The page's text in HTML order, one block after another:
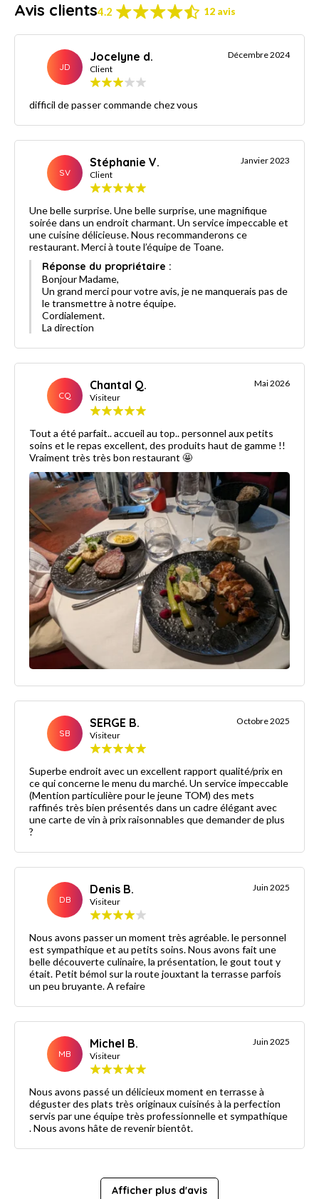
Avis clients4.2 12 avis
JD
Jocelyne d.
Client
Décembre 2024
difficil de passer commande chez vous
SV
Stéphanie V.
Client
Janvier 2023
Une belle surprise. Une belle surprise, une magnifique
soirée dans un endroit charmant. Un service impeccable et
une cuisine délicieuse. Nous recommanderons ce
restaurant. Merci à toute l’équipe de Toane.
Réponse du propriétaire :
Bonjour Madame,
Un grand merci pour votre avis, je ne manquerais pas de
le transmettre à notre équipe.
Cordialement.
La direction
CQ
Chantal Q.
Visiteur
Mai 2026
Tout a été parfait.. accueil au top.. personnel aux petits
soins et le repas excellent, des produits haut de gamme !!
Vraiment très très bon restaurant 🤩
SB
SERGE B.
Visiteur
Octobre 2025
Superbe endroit avec un excellent rapport qualité/prix en
ce qui concerne le menu du marché. Un service impeccable
(Mention particulière pour le jeune TOM) des mets
raffinés très bien présentés dans un cadre élégant avec
une carte de vin à prix raisonnables que demander de plus
?
DB
Denis B.
Visiteur
Juin 2025
Nous avons passer un moment très agréable. le personnel
est sympathique et au petits soins. Nous avons fait une
belle découverte culinaire, la présentation, le gout tout y
était. Petit bémol sur la route jouxtant la terrasse parfois
un peu bruyante. A refaire
MB
Michel B.
Visiteur
Juin 2025
Nous avons passé un délicieux moment en terrasse à
déguster des plats très originaux cuisinés à la perfection
servis par une équipe très professionnelle et sympathique
. Nous avons hâte de revenir bientôt.
Afficher plus d'avis